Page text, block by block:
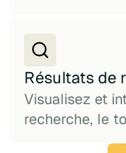
Résultats de
Visualisez et
recherche, le